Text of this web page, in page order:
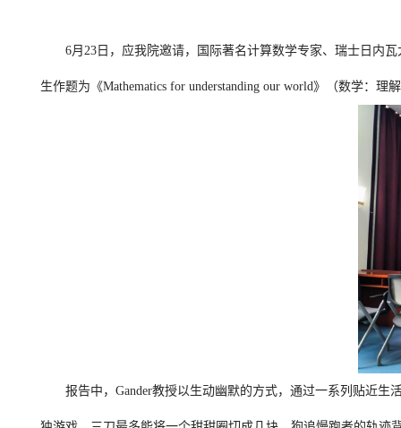
6月23日，应我院邀请，国际著名计算数学专家、瑞士日内
生作题为《Mathematics for understanding our world》（数学：
报告中，Gander教授以生动幽默的方式，通过一系列贴近